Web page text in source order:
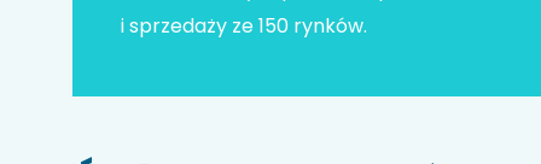
i sprzedaży ze 150 rynków.